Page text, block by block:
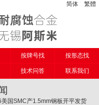
简体 繁體
按牌号找 按形态找
技术问答 联系我们
国SMC产1.5mm钢板开平发货